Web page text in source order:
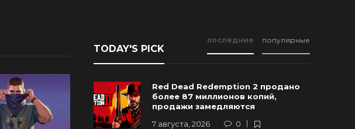
TODAY'S PICK
последние популярные
Red Dead Redemption 2 продано
более 87 миллионов копий,
продажи замедляются
7 августа, 2026
0